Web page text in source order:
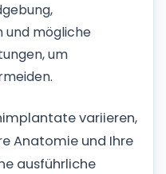
und mögliche
um
variieren,
Anatomie und Ihre
ausführliche